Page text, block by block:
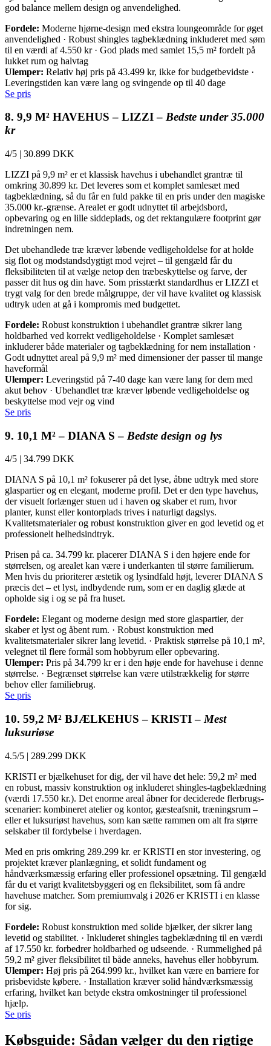
god balance mellem design og anvendelighed.
Fordele: Moderne hjørne-design med ekstra loungeområde for øget
anvendelighed · Robust shingles tagbeklædning inkluderet med søm
til en værdi af 4.550 kr · God plads med samlet 15,5 m² fordelt på
lukket rum og halvtag
Ulemper: Relativ høj pris på 43.499 kr, ikke for budgetbevidste ·
Leveringstiden kan være lang og svingende op til 40 dage
Se pris
8. 9,9 M² HAVEHUS – LIZZI – Bedste under 35.000
kr
4/5 | 30.899 DKK
LIZZI på 9,9 m² er et klassisk havehus i ubehandlet grantræ til
omkring 30.899 kr. Det leveres som et komplet samlesæt med
tagbeklædning, så du får en fuld pakke til en pris under den magiske
35.000 kr.-grænse. Arealet er godt udnyttet til arbejdsbord,
opbevaring og en lille siddeplads, og det rektangulære footprint gør
indretningen nem.
Det ubehandlede træ kræver løbende vedligeholdelse for at holde
sig flot og modstandsdygtigt mod vejret – til gengæld får du
fleksibiliteten til at vælge netop den træbeskyttelse og farve, der
passer dit hus og din have. Som prisstærkt standardhus er LIZZI et
trygt valg for den brede målgruppe, der vil have kvalitet og klassisk
udtryk uden at gå i kompromis med budgettet.
Fordele: Robust konstruktion i ubehandlet grantræ sikrer lang
holdbarhed ved korrekt vedligeholdelse · Komplet samlesæt
inkluderer både materialer og tagbeklædning for nem installation ·
Godt udnyttet areal på 9,9 m² med dimensioner der passer til mange
haveformål
Ulemper: Leveringstid på 7-40 dage kan være lang for dem med
akut behov · Ubehandlet træ kræver løbende vedligeholdelse og
beskyttelse mod vejr og vind
Se pris
9. 10,1 M² – DIANA S – Bedste design og lys
4/5 | 34.799 DKK
DIANA S på 10,1 m² fokuserer på det lyse, åbne udtryk med store
glaspartier og en elegant, moderne profil. Det er den type havehus,
der visuelt forlænger stuen ud i haven og skaber et rum, hvor
planter, kunst eller kontorplads trives i naturligt dagslys.
Kvalitetsmaterialer og robust konstruktion giver en god levetid og et
professionelt helhedsindtryk.
Prisen på ca. 34.799 kr. placerer DIANA S i den højere ende for
størrelsen, og arealet kan være i underkanten til større familierum.
Men hvis du prioriterer æstetik og lysindfald højt, leverer DIANA S
præcis det – et lyst, indbydende rum, som er en daglig glæde at
opholde sig i og se på fra huset.
Fordele: Elegant og moderne design med store glaspartier, der
skaber et lyst og åbent rum. · Robust konstruktion med
kvalitetsmaterialer sikrer lang levetid. · Praktisk størrelse på 10,1 m²,
velegnet til flere formål som hobbyrum eller opbevaring.
Ulemper: Pris på 34.799 kr er i den høje ende for havehuse i denne
størrelse. · Begrænset størrelse kan være utilstrækkelig for større
behov eller familiebrug.
Se pris
10. 59,2 M² BJÆLKEHUS – KRISTI – Mest
luksuriøse
4.5/5 | 289.299 DKK
KRISTI er bjælkehuset for dig, der vil have det hele: 59,2 m² med
en robust, massiv konstruktion og inkluderet shingles-tagbeklædning
(værdi 17.550 kr.). Det enorme areal åbner for deciderede flerbrugs-
scenarier: kombineret atelier og kontor, gæsteafsnit, træningsrum –
eller et luksuriøst havehus, som kan sætte rammen om alt fra større
selskaber til fordybelse i hverdagen.
Med en pris omkring 289.299 kr. er KRISTI en stor investering, og
projektet kræver planlægning, et solidt fundament og
håndværksmæssig erfaring eller professionel opsætning. Til gengæld
får du et varigt kvalitetsbyggeri og en fleksibilitet, som få andre
havehuse matcher. Som premiumvalg i 2026 er KRISTI i en klasse
for sig.
Fordele: Robust konstruktion med solide bjælker, der sikrer lang
levetid og stabilitet. · Inkluderet shingles tagbeklædning til en værdi
af 17.550 kr. forbedrer holdbarhed og udseende. · Rummelighed på
59,2 m² giver fleksibilitet til både anneks, havehus eller hobbyrum.
Ulemper: Høj pris på 264.999 kr., hvilket kan være en barriere for
prisbevidste købere. · Installation kræver solid håndværksmæssig
erfaring, hvilket kan betyde ekstra omkostninger til professionel
hjælp.
Se pris
Købsguide: Sådan vælger du den rigtige